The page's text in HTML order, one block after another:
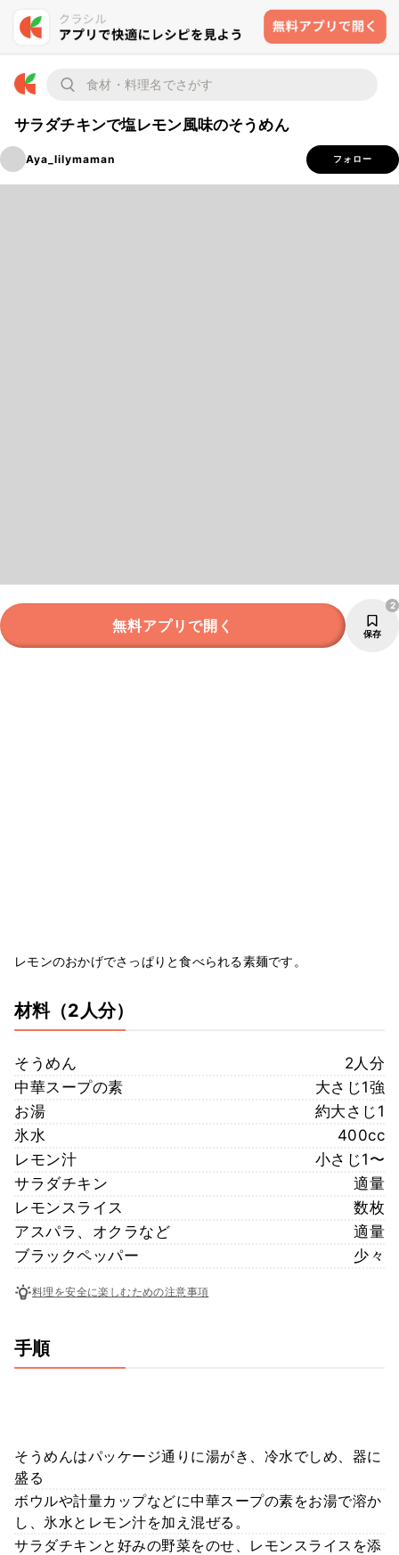
サラダチキンで塩レモン風味のそうめん
Aya_lilymaman フォロー
無料アプリで開く 保存
2
レモンのおかげでさっぱりと食べられる素麺です。
材料（2人分）
そうめん
2人分
中華スープの素
大さじ1強
お湯
約大さじ1
氷水
400cc
レモン汁
小さじ1〜
サラダチキン
適量
レモンスライス
数枚
アスパラ、オクラなど
適量
ブラックペッパー
少々
料理を安全に楽しむための注意事項
手順
そうめんはパッケージ通りに湯がき、冷水でしめ、器に
盛る
ボウルや計量カップなどに中華スープの素をお湯で溶か
し、氷水とレモン汁を加え混ぜる。
サラダチキンと好みの野菜をのせ、レモンスライスを添